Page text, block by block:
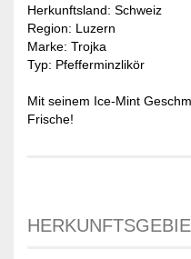
Herkunftsland: Schweiz
Region: Luzern
Marke: Trojka
Typ: Pfefferminzlikör
Mit seinem Ice-Mint
Frische!